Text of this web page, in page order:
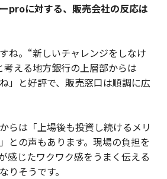
ーproに対する、販売会社の反応は
ね。“新しいチャレンジをしなけ
考える地方銀行の上層部からは
」と好評で、販売窓口は順調に広
らは「上場後も投資し続けるメリ
との声もあります。現場の負担を
感じたワクワク感をうまく伝える
りそうです。